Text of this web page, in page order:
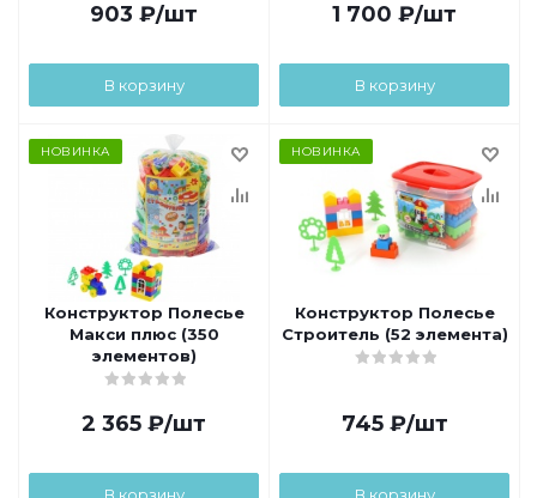
903 ₽/шт
В корзину
1 700 ₽/шт
В корзину
НОВИНКА
Конструктор Полесье
Макси плюс (350
элементов)
2 365 ₽/шт
В корзину
НОВИНКА
Конструктор Полесье
Строитель (52 элемента)
745₽/шт
В корзину